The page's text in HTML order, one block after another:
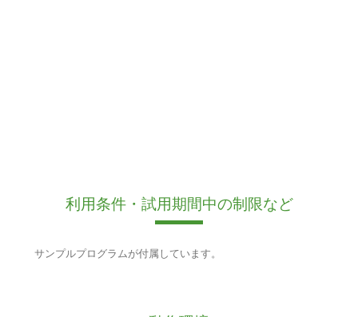
利用条件・試用期間中の制限など
サンプルプログラムが付属しています。